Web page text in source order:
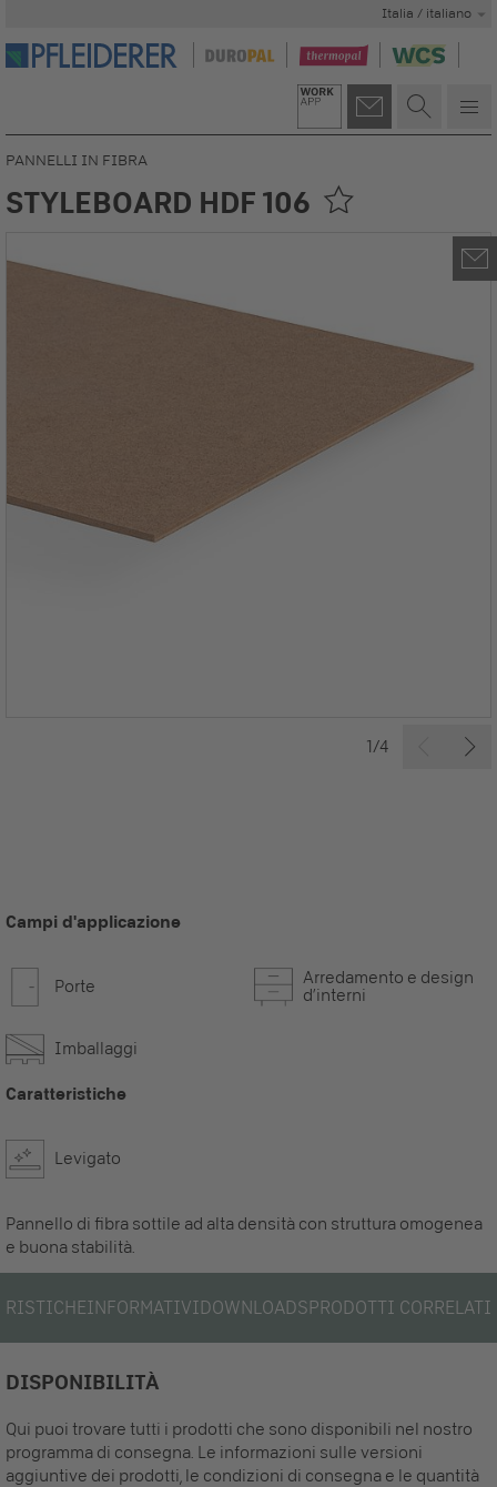
Italia / italiano
1/4
PANNELLI IN FIBRA
STYLEBOARD HDF 106
Campi d'applicazione
Porte
Arredamento e design
d’interni
Imballaggi
Caratteristiche
Levigato
Pannello di fibra sottile ad alta densità con struttura omogenea
e buona stabilità.
INFORMATIVIDOWNLOADSPRODOTTI CORRELATI
DISPONIBILITÀ
Qui puoi trovare tutti i prodotti che sono disponibili nel nostro
programma di consegna. Le informazioni sulle versioni
aggiuntive dei prodotti, le condizioni di consegna e le quantità